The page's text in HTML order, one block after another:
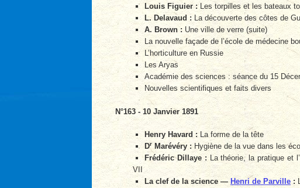
Louis Figuier :Les torpilles et les bateaux
L. Delavaud : La découverte des côtes de
A. Brown : Une ville de verre (suite)
La nouvelle façade de l’école de médecine
L’horticulture en Russie
Les Aryas
Académie des sciences : séance du 15
Nouvelles scientifiques et faits divers
N°163 - 10 Janvier 1891
Henry Havard : La forme de la tête
Dr Marévéry : Hygiène de la vue dans les
Frédéric Dillaye :La théorie, la pratique et
VII
La clef de la science — Henri de Parville :